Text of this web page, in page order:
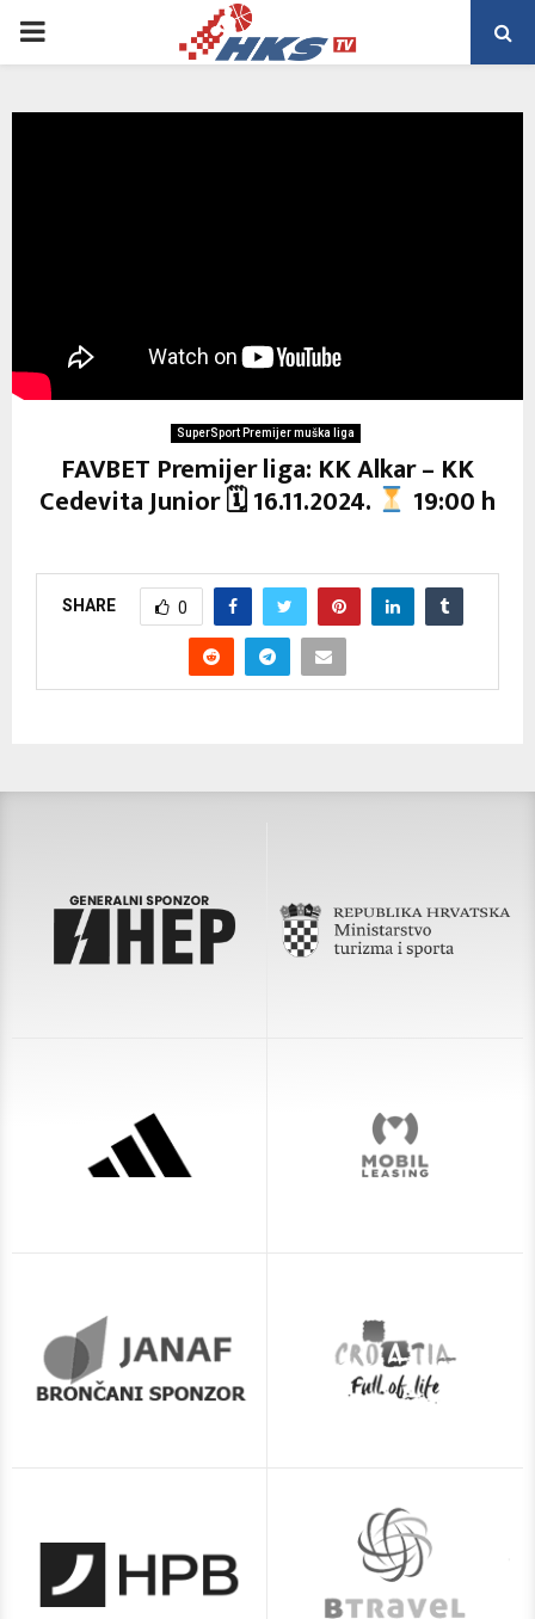
PRIMARY
SuperSport Premijer muška liga
FAVBET Premijer liga: KK Alkar – KK
Cedevita Junior 🗓 16.11.2024. 19:00 h
SHARE 0